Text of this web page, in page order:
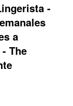
-
a
The